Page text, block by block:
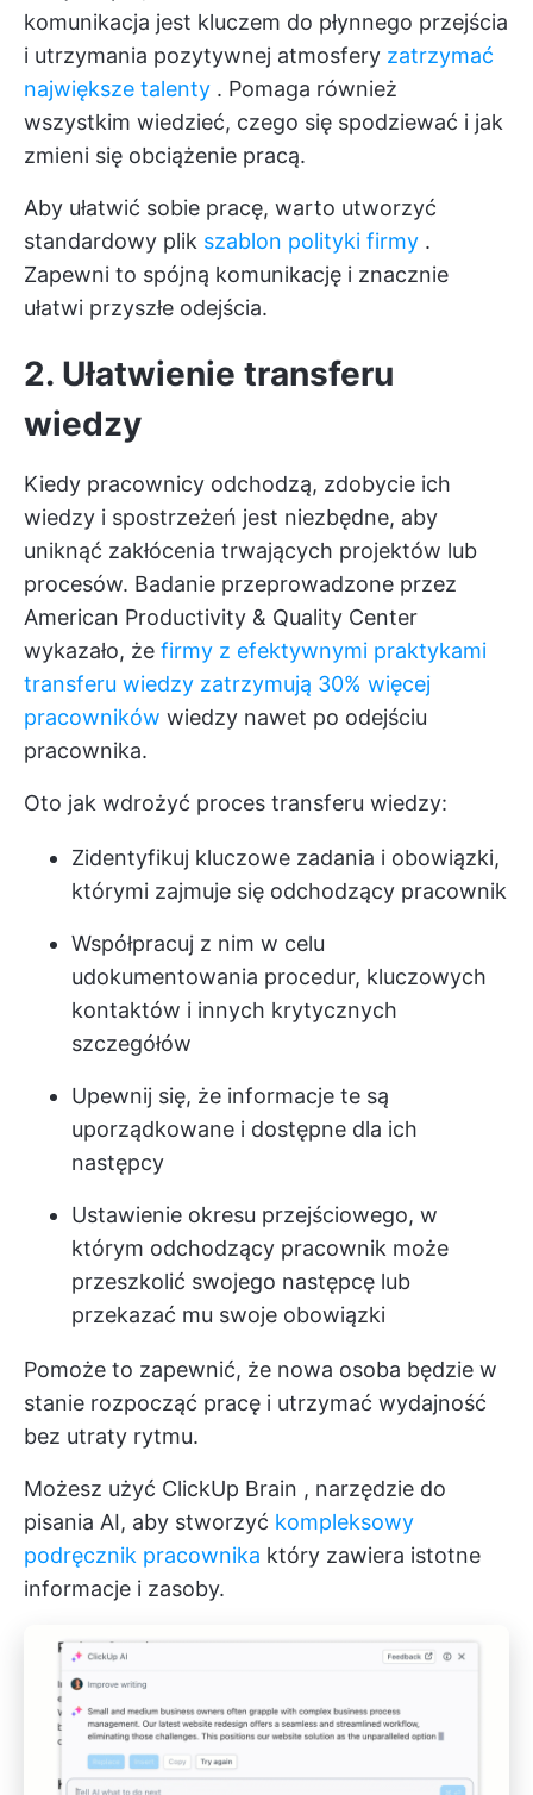
komunikacja jest kluczem do płynnego przejścia
i utrzymania pozytywnej atmosfery zatrzymać
największe talenty . Pomaga również
wszystkim wiedzieć, czego się spodziewać i jak
zmieni się obciążenie pracą.
Aby ułatwić sobie pracę, warto utworzyć
standardowy plik szablon polityki firmy .
Zapewni to spójną komunikację i znacznie
ułatwi przyszłe odejścia.
2. Ułatwienie transferu
wiedzy
Kiedy pracownicy odchodzą, zdobycie ich
wiedzy i spostrzeżeń jest niezbędne, aby
uniknąć zakłócenia trwających projektów lub
procesów. Badanie przeprowadzone przez
American Productivity & Quality Center
wykazało, że firmy z efektywnymi praktykami
transferu wiedzy zatrzymują 30% więcej
pracowników wiedzy nawet po odejściu
pracownika.
Oto jak wdrożyć proces transferu wiedzy:
Zidentyfikuj kluczowe zadania i obowiązki,
którymi zajmuje się odchodzący pracownik
Współpracuj z nim w celu
udokumentowania procedur, kluczowych
kontaktów i innych krytycznych
szczegółów
Upewnij się, że informacje te są
uporządkowane i dostępne dla ich
następcy
Ustawienie okresu przejściowego, w
którym odchodzący pracownik może
przeszkolić swojego następcę lub
przekazać mu swoje obowiązki
Pomoże to zapewnić, że nowa osoba będzie w
stanie rozpocząć pracę i utrzymać wydajność
bez utraty rytmu.
Możesz użyć ClickUp Brain , narzędzie do
pisania AI, aby stworzyć kompleksowy
podręcznik pracownika który zawiera istotne
informacje i zasoby.